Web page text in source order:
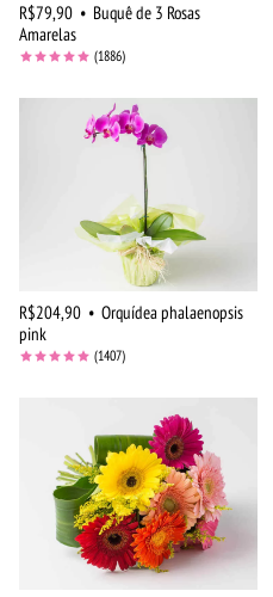
R$79,90 • Buquê de 3 Rosas
Amarelas
(1886)
R$204,90 • Orquídea phalaenopsis
pink
(1407)